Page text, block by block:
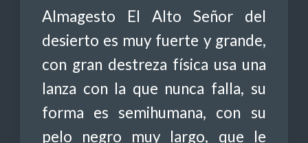
Almagesto El Alto Señor del
desierto es muy fuerte y grande,
con gran destreza física usa una
lanza con la que nunca falla, su
forma es semihumana, con su
pelo negro muy largo, que le